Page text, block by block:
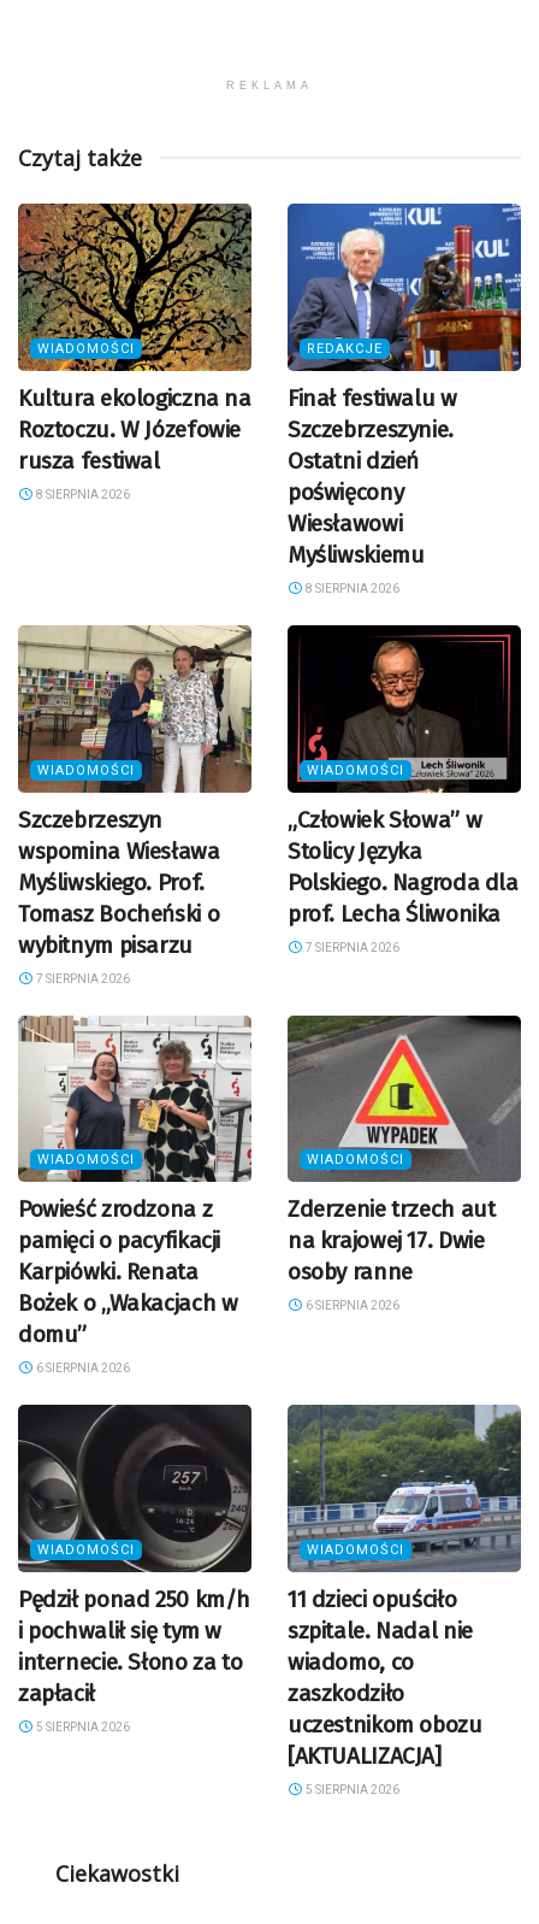
REKLAMA
Czytaj także
WIADOMOŚCI
Kultura ekologiczna na
Roztoczu. W Józefowie
rusza festiwal
8 SIERPNIA 2026
REDAKCJE
Finał festiwalu w
Szczebrzeszynie.
Ostatni dzień
poświęcony
Wiesławowi
Myśliwskiemu
8 SIERPNIA 2026
WIADOMOŚCI
Szczebrzeszyn
wspomina Wiesława
Myśliwskiego. Prof.
Tomasz Bocheński o
wybitnym pisarzu
7 SIERPNIA 2026
WIADOMOŚCI
„Człowiek Słowa” w
Stolicy Języka
Polskiego. Nagroda dla
prof. Lecha Śliwonika
7 SIERPNIA 2026
WIADOMOŚCI
Powieść zrodzona z
pamięci o pacyfikacji
Karpiówki. Renata
Bożek o „Wakacjach w
domu”
6 SIERPNIA 2026
WIADOMOŚCI
Zderzenie trzech aut
na krajowej 17. Dwie
osoby ranne
6 SIERPNIA 2026
WIADOMOŚCI
Pędził ponad 250 km/h
i pochwalił się tym w
internecie. Słono za to
zapłacił
5 SIERPNIA 2026
WIADOMOŚCI
11 dzieci opuściło
szpitale. Nadal nie
wiadomo, co
zaszkodziło
uczestnikom obozu
[AKTUALIZACJA]
5 SIERPNIA 2026
Ciekawostki